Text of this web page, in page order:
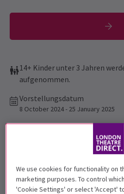
14+ Kinder unter 3 Jahren
aufgenommen.
Vorstellungsdatum
8 October 2024 - 25 January 2025
Laufzeit: 2hrs 15mins (inc.
4.5
163reviews
We use cookies for functionality on
marketing purposes. To control
'Cookie Settings' or select 'Accept'